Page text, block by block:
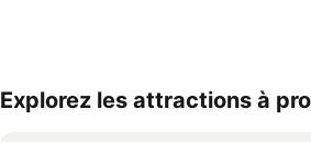
Explorez les attractions à